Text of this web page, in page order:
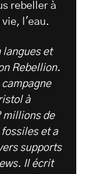
rebeller à
vie, l'eau.
langues et
Rebellion.
à
millions de
et a
supports
Il écrit